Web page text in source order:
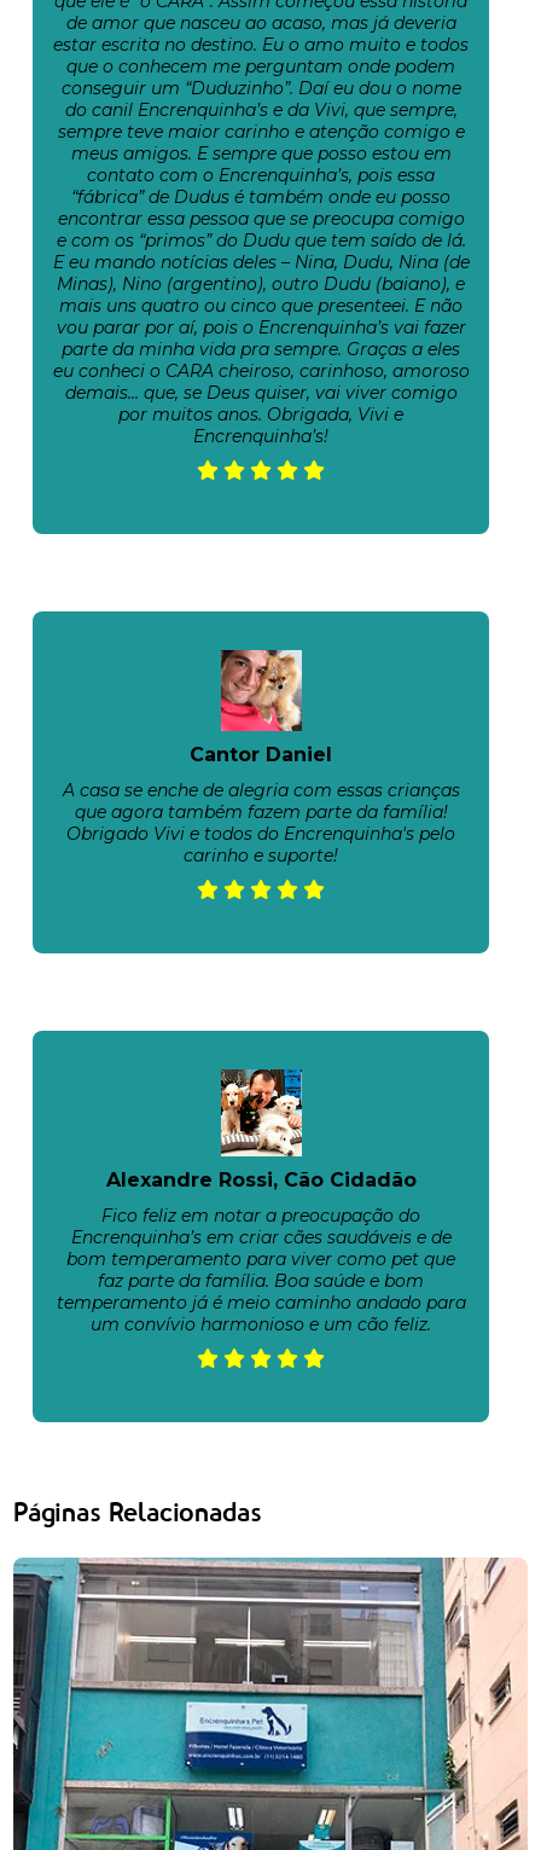
de amor que nasceu ao acaso, mas já deveria
estar escrita no destino. Eu o amo muito e todos
que o conhecem me perguntam onde podem
conseguir um “Duduzinho”. Daí eu dou o nome
do canil Encrenquinha’s e da Vivi, que sempre,
sempre teve maior carinho e atenção comigo e
meus amigos. E sempre que posso estou em
contato com o Encrenquinha’s, pois essa
“fábrica” de Dudus é também onde eu posso
encontrar essa pessoa que se preocupa comigo
e com os “primos” do Dudu que tem saído de lá.
E eu mando notícias deles – Nina, Dudu, Nina (de
Minas), Nino (argentino), outro Dudu (baiano), e
mais uns quatro ou cinco que presenteei. E não
vou parar por aí, pois o Encrenquinha’s vai fazer
parte da minha vida pra sempre. Graças a eles
eu conheci o CARA cheiroso, carinhoso, amoroso
demais… que, se Deus quiser, vai viver comigo
por muitos anos. Obrigada, Vivi e
Encrenquinha’s!
Cantor Daniel
A casa se enche de alegria com essas crianças
que agora também fazem parte da família!
Obrigado Vivi e todos do Encrenquinha's pelo
carinho e suporte!
Alexandre Rossi, Cão Cidadão
Fico feliz em notar a preocupação do
Encrenquinha’s em criar cães saudáveis e de
bom temperamento para viver como pet que
faz parte da família. Boa saúde e bom
temperamento já é meio caminho andado para
um convívio harmonioso e um cão feliz.
Páginas Relacionadas